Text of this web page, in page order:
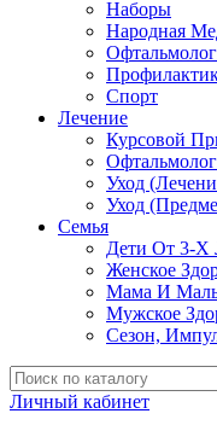
Наборы
Народная
Спорт
Лечение
Курсовой
Уход
Уход
Семья
Дети От 3-Х
Женское
Мама И
Мужское
Сезон,
Личный кабинет